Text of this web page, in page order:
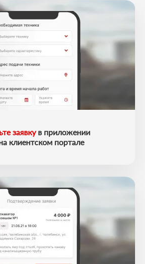
заявкув приложении
клиентском портале